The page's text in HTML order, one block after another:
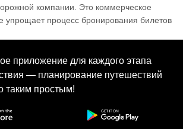
компании. Это коммерческое
упрощает процесс бронирования билетов
приложение для каждого этапа
— планирование путешествий
таким простым!